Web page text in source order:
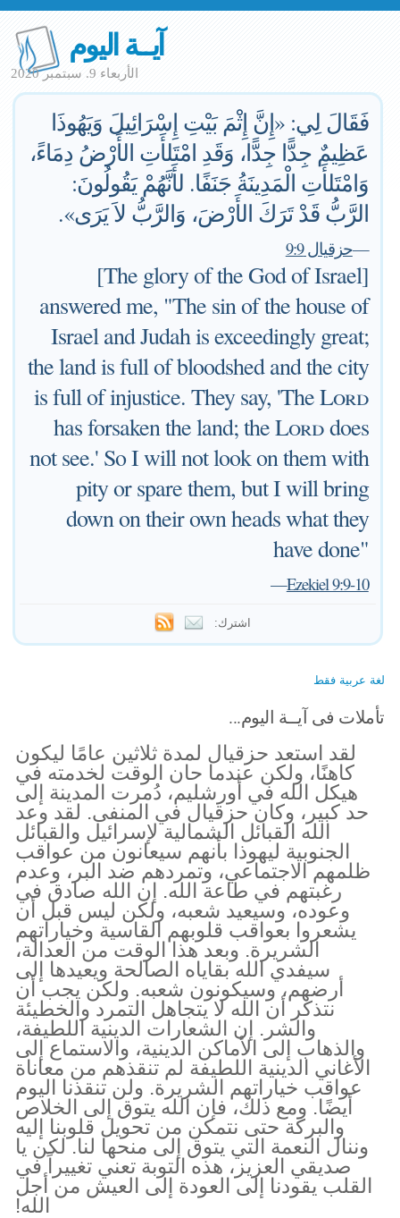
آيــة اليوم
الأربعاء 9. سبتمبر 2020
فَقَالَ لِي: «إِنَّ إِثْمَ بَيْتِ إِسْرَائِيلَ وَيَهُوذَا
عَظِيمٌ جِدًّا جِدًّا، وَقَدِ امْتَلأَتِ الأَرْضُ دِمَاءً،
وَامْتَلأَتِ الْمَدِينَةُ جَنَفًا. لأَنَّهُمْ يَقُولُونَ:
الرَّبُّ قَدْ تَرَكَ الأَرْضَ، وَالرَّبُّ لاَ يَرَى».
—حزقيال 9:9
[The glory of the God of Israel]
answered me, "The sin of the house of
Israel and Judah is exceedingly great;
the land is full of bloodshed and the city
is full of injustice. They say, 'TheLord
has forsaken the land; theLorddoes
not see.' So I will not look on them with
pity or spare them, but I will bring
down on their own heads what they
have done"
—Ezekiel 9:9-10
اشترك:
لغة عربية فقط
تأملات فى آيــة اليوم...
لقد استعد حزقيال لمدة ثلاثين عامًا ليكون
كاهنًا، ولكن عندما حان الوقت لخدمته في
هيكل الله في أورشليم، دُمرت المدينة إلى
حد كبير، وكان حزقيال في المنفى. لقد وعد
الله القبائل الشمالية لإسرائيل والقبائل
الجنوبية ليهوذا بأنهم سيعانون من عواقب
ظلمهم الاجتماعي، وتمردهم ضد البر، وعدم
رغبتهم في طاعة الله. إن الله صادق في
وعوده، وسيعيد شعبه، ولكن ليس قبل أن
يشعروا بعواقب قلوبهم القاسية وخياراتهم
الشريرة. وبعد هذا الوقت من العدالة،
سيفدي الله بقاياه الصالحة ويعيدها إلى
أرضهم، وسيكونون شعبه. ولكن يجب أن
نتذكر أن الله لا يتجاهل التمرد والخطيئة
والشر. إن الشعارات الدينية اللطيفة،
والذهاب إلى الأماكن الدينية، والاستماع إلى
الأغاني الدينية اللطيفة لم تنقذهم من معاناة
عواقب خياراتهم الشريرة. ولن تنقذنا اليوم
أيضًا. ومع ذلك، فإن الله يتوق إلى الخلاص
والبركة حتى نتمكن من تحويل قلوبنا إليه
وننال النعمة التي يتوق إلى منحها لنا. لكن يا
صديقي العزيز، هذه التوبة تعني تغييراً في
القلب يقودنا إلى العودة إلى العيش من أجل
الله!